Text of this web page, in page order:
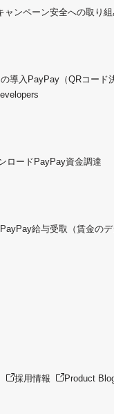
ャンペーン安全への取り
導入 PayPay（QRコード
ロード PayPay資金調達
給与受取（賃金のデ
採用情報 Product